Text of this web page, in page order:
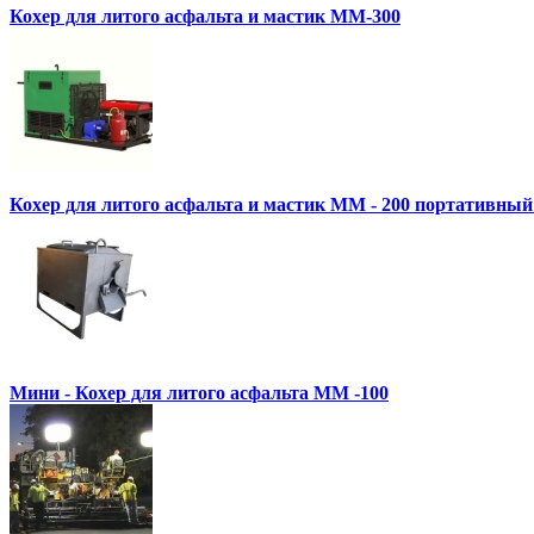
Кохер для литого асфальта и мастик MM-300
Кохер для литого асфальта и мастик MM - 200
Мини - Кохер для литого асфальта MM -100